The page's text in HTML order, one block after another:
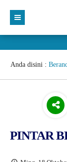
Anda disini :
PINTAR